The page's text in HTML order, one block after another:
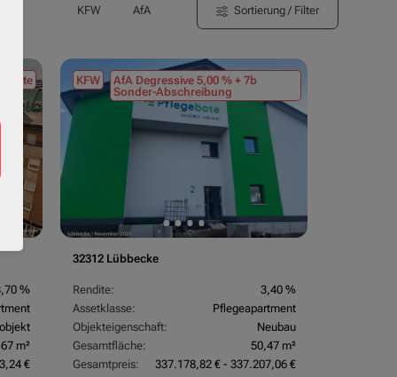
KFW AfA Sortierung / Filter
%
m²
€
KFW
AfA Degressive 5,00 % + 7b
Sonder-Abschreibung
32312 Lübbecke
Rendite:
3,40 %
Assetklasse:
Pflegeapartment
Objekteigenschaft:
Neubau
Gesamtfläche:
50,47 m²
Gesamtpreis:
337.178,82 € - 337.207,06 €